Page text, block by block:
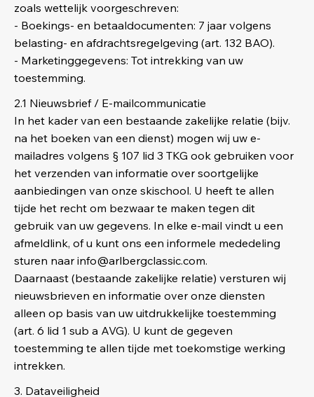
zoals wettelijk voorgeschreven:
- Boekings- en betaaldocumenten: 7 jaar volgens
belasting- en afdrachtsregelgeving (art. 132 BAO).
- Marketinggegevens: Tot intrekking van uw
toestemming.
2.1 Nieuwsbrief / E-mailcommunicatie
In het kader van een bestaande zakelijke relatie (bijv.
na het boeken van een dienst) mogen wij uw e-
mailadres volgens § 107 lid 3 TKG ook gebruiken voor
het verzenden van informatie over soortgelijke
aanbiedingen van onze skischool. U heeft te allen
tijde het recht om bezwaar te maken tegen dit
gebruik van uw gegevens. In elke e-mail vindt u een
afmeldlink, of u kunt ons een informele mededeling
sturen naarinfo@arlbergclassic.com.
Daarnaast (bestaande zakelijke relatie) versturen wij
nieuwsbrieven en informatie over onze diensten
alleen op basis van uw uitdrukkelijke toestemming
(art. 6 lid 1 sub a AVG). U kunt de gegeven
toestemming te allen tijde met toekomstige werking
intrekken.
3. Dataveiligheid